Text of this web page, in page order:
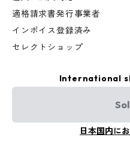
適格請求書発行事業者
インボイス登録済み
セレクトショップ
International
日本国内に